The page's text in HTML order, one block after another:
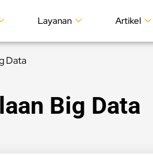
Layanan Artikel
Data
Big Data